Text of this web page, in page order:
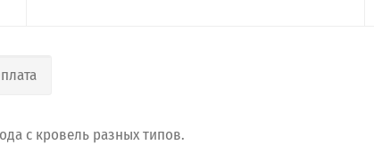
с кровель разных типов.